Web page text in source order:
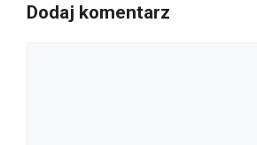
Dodaj komentarz